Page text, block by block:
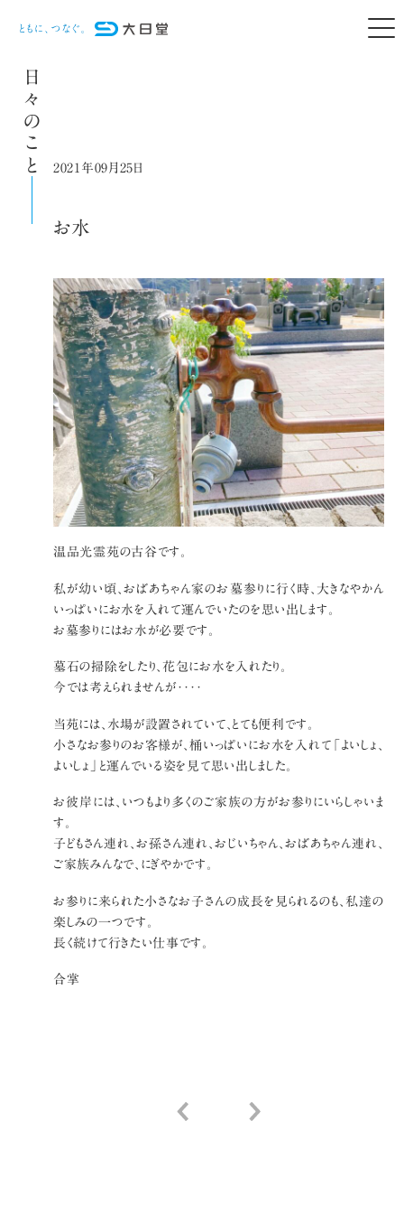
日々のこと 2021年09月25日
お水
温品光霊苑の古谷です。
私が幼い頃、おばあちゃん家のお墓参りに行く時、大きなやかん
いっぱいにお水を入れて運んでいたのを思い出します。
お墓参りにはお水が必要です。
墓石の掃除をしたり、花包にお水を入れたり。
今では考えられませんが‥‥
当苑には、水場が設置されていて、とても便利です。
小さなお参りのお客様が、桶いっぱいにお水を入れて「よいしょ、
よいしょ」と運んでいる姿を見て思い出しました。
お彼岸には、いつもより多くのご家族の方がお参りにいらしゃいま
す。
子どもさん連れ、お孫さん連れ、おじいちゃん、おばあちゃん連れ、
ご家族みんなで、にぎやかです。
お参りに来られた小さなお子さんの成長を見られるのも、私達の
楽しみの一つです。
長く続けて行きたい仕事です。
合掌